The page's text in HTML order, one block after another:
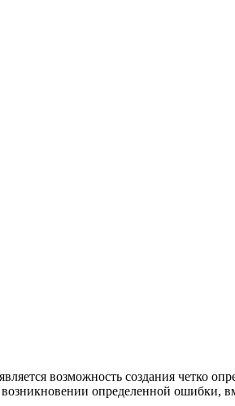
возможность создания четко
определенной ошибки,